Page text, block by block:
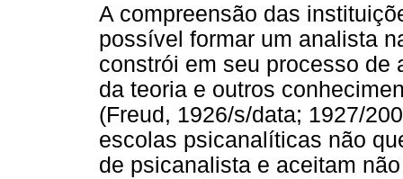
A compreensão das
possível formar um analista
constrói em seu processo de
da teoria e outros
(Freud, 1926/s/data; 1927/
escolas psicanalíticas não
de psicanalista e aceitam